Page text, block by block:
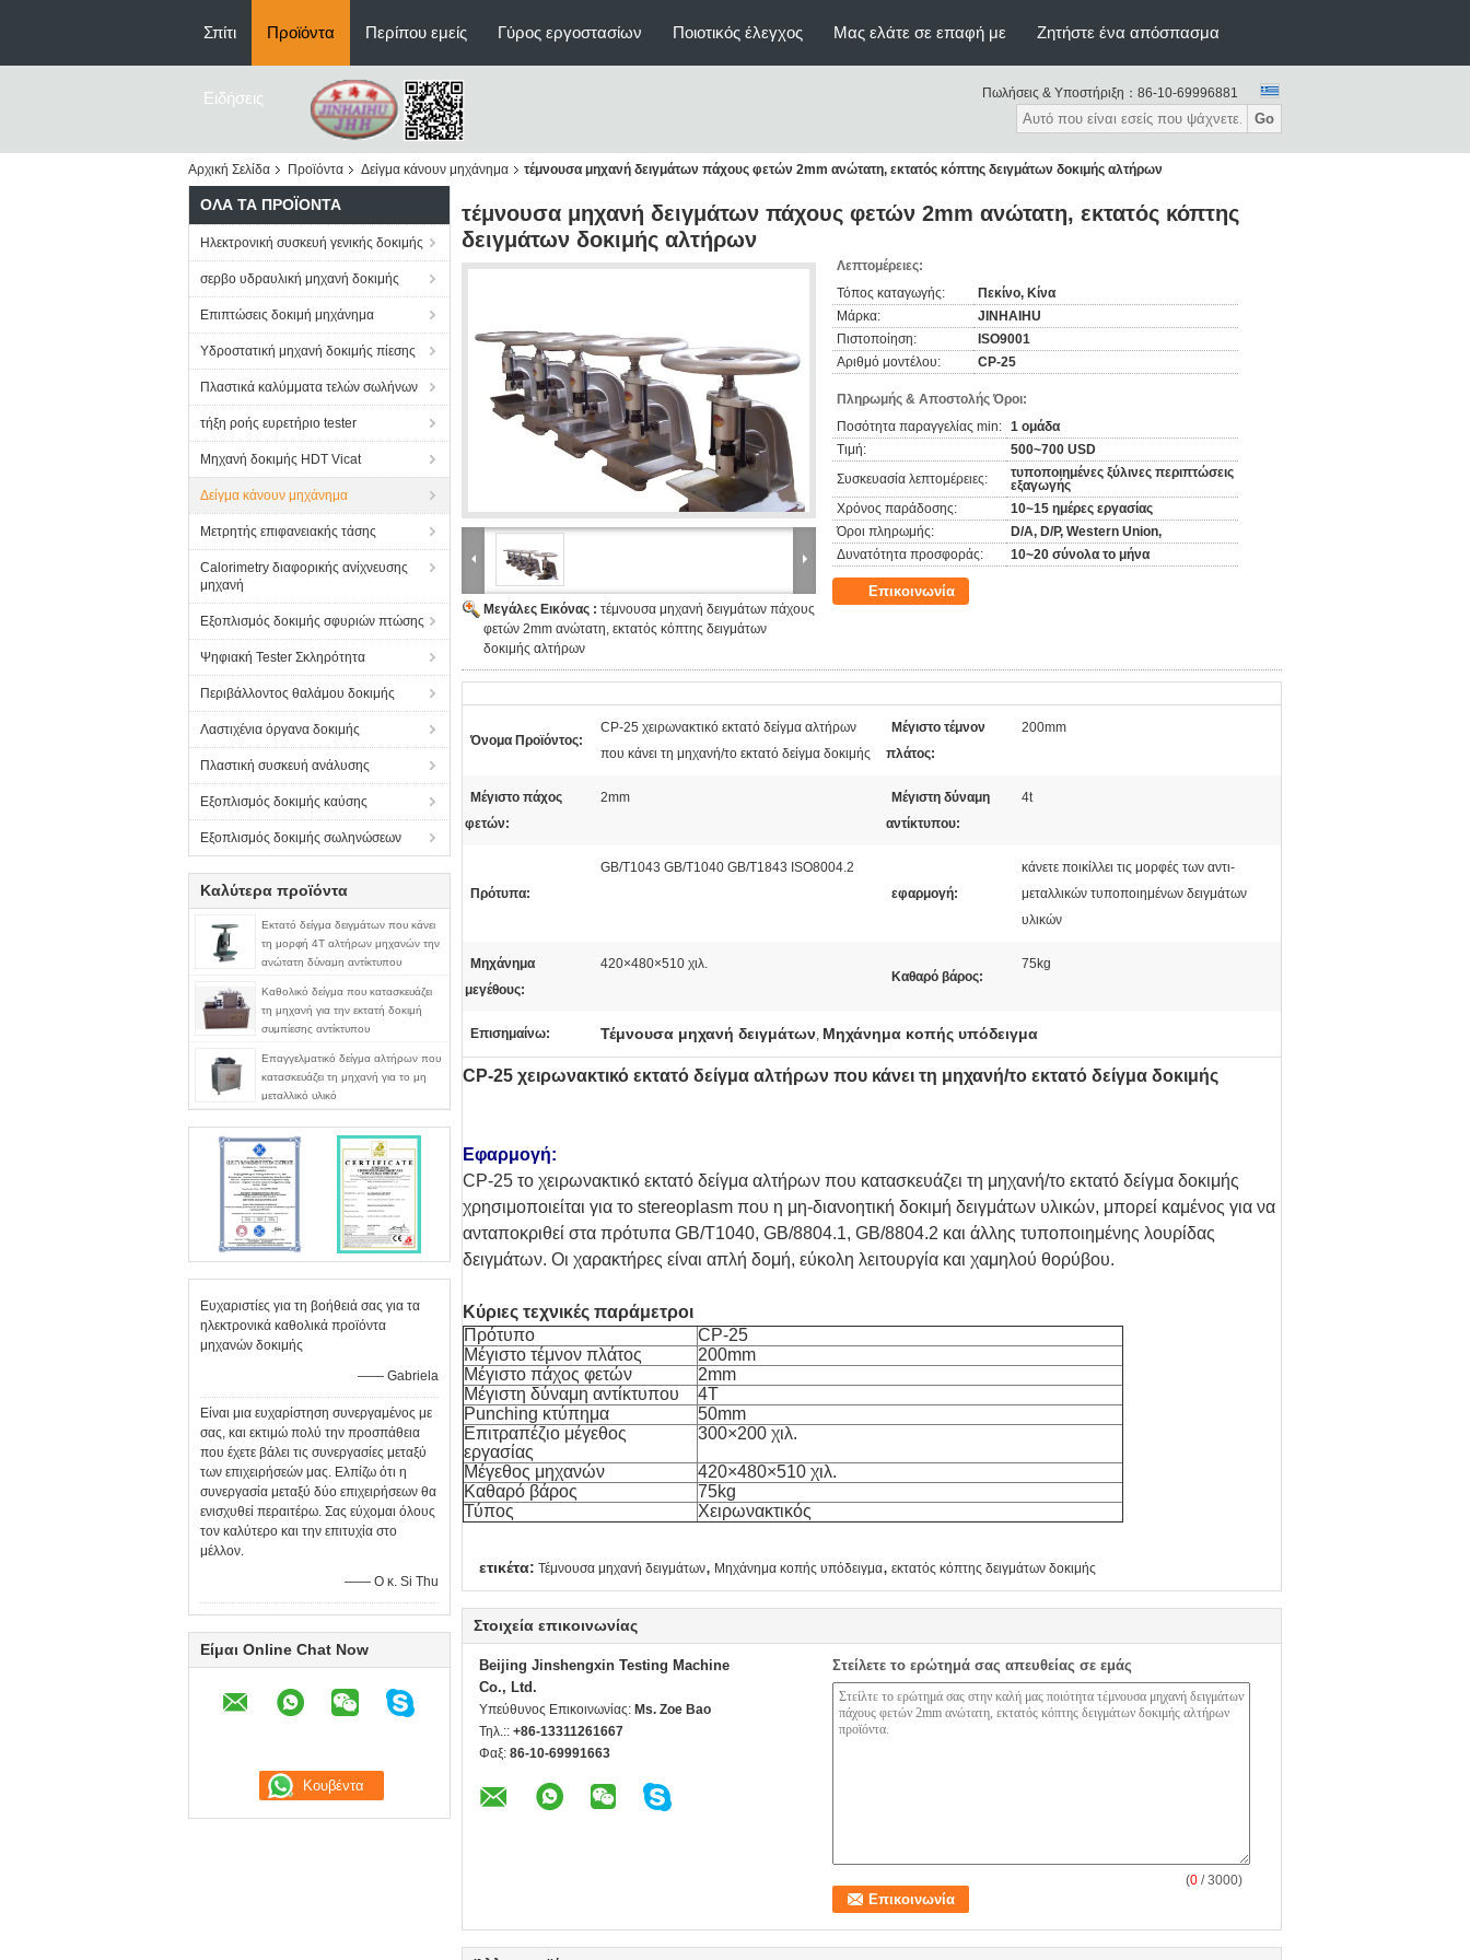
Σπίτι Προϊόντα Περίπου εμείς Γύρος εργοστασίων Ποιοτικός έλεγχος Μας ελάτε σε επαφή με Ζητήστε ένα απόσπασμα
Ειδήσεις Πωλήσεις & Υποστήριξη： 86-10-69996881
Go
Αρχική Σελίδα Προϊόντα Δείγμα κάνουν μηχάνημα τέμνουσα μηχανή δειγμάτων πάχους φετών 2mm ανώτατη, εκτατός κόπτης δειγμάτων δοκιμής αλτήρων
ΌΛΑ ΤΑ ΠΡΟΪΌΝΤΑ
Ηλεκτρονική συσκευή γενικής δοκιμής
σερβο υδραυλική μηχανή δοκιμής
Επιπτώσεις δοκιμή μηχάνημα
Υδροστατική μηχανή δοκιμής πίεσης
Πλαστικά καλύμματα τελών σωλήνων
τήξη ροής ευρετήριο tester
Μηχανή δοκιμής HDT Vicat
Δείγμα κάνουν μηχάνημα
Μετρητής επιφανειακής τάσης
Calorimetry διαφορικής ανίχνευσης
μηχανή
Εξοπλισμός δοκιμής σφυριών πτώσης
Ψηφιακή Tester Σκληρότητα
Περιβάλλοντος θαλάμου δοκιμής
Λαστιχένια όργανα δοκιμής
Πλαστική συσκευή ανάλυσης
Εξοπλισμός δοκιμής καύσης
Εξοπλισμός δοκιμής σωληνώσεων
Καλύτερα προϊόντα
Εκτατό δείγμα δειγμάτων που κάνει
τη μορφή 4T αλτήρων μηχανών την
ανώτατη δύναμη αντίκτυπου
Καθολικό δείγμα που κατασκευάζει
τη μηχανή για την εκτατή δοκιμή
συμπίεσης αντίκτυπου
Επαγγελματικό δείγμα αλτήρων που
κατασκευάζει τη μηχανή για το μη
μεταλλικό υλικό
Ευχαριστίες για τη βοήθειά σας για τα
ηλεκτρονικά καθολικά προϊόντα
μηχανών δοκιμής
—— Gabriela
Είναι μια ευχαρίστηση συνεργαμένος με
σας, και εκτιμώ πολύ την προσπάθεια
που έχετε βάλει τις συνεργασίες μεταξύ
των επιχειρήσεών μας. Ελπίζω ότι η
συνεργασία μεταξύ δύο επιχειρήσεων θα
ενισχυθεί περαιτέρω. Σας εύχομαι όλους
τον καλύτερο και την επιτυχία στο
μέλλον.
—— Ο κ. Si Thu
Είμαι Online Chat Now
τέμνουσα μηχανή δειγμάτων πάχους φετών 2mm ανώτατη, εκτατός κόπτης
δειγμάτων δοκιμής αλτήρων
Μεγάλες Εικόνας : τέμνουσα μηχανή δειγμάτων πάχους
φετών 2mm ανώτατη, εκτατός κόπτης δειγμάτων
δοκιμής αλτήρων
Λεπτομέρειες:
Τόπος καταγωγής:
Πεκίνο, Κίνα
Μάρκα:
JINHAIHU
Πιστοποίηση:
ISO9001
Αριθμό μοντέλου:
CP-25
Πληρωμής & Αποστολής Όροι:
Ποσότητα παραγγελίας min: 1 ομάδα
Τιμή:
500~700 USD
Συσκευασία λεπτομέρειες:
τυποποιημένες ξύλινες περιπτώσεις
εξαγωγής
Χρόνος παράδοσης:
10~15 ημέρες εργασίας
Όροι πληρωμής:
D/A, D/P, Western Union,
Δυνατότητα προσφοράς:
10~20 σύνολα το μήνα
Επικοινωνία
Όνομα Προϊόντος:
CP-25 χειρωνακτικό εκτατό δείγμα αλτήρων
που κάνει τη μηχανή/το εκτατό δείγμα δοκιμής
Μέγιστο τέμνον
πλάτος:
200mm
Μέγιστο πάχος
φετών:
2mm
Μέγιστη δύναμη
αντίκτυπου:
4t
Πρότυπα:
GB/T1043 GB/T1040 GB/T1843 ISO8004.2
εφαρμογή:
κάνετε ποικίλλει τις μορφές των αντι-
μεταλλικών τυποποιημένων δειγμάτων
υλικών
Μηχάνημα
μεγέθους:
420×480×510 χιλ.
Καθαρό βάρος:
75kg
Επισημαίνω: Τέμνουσα μηχανή δειγμάτων, Μηχάνημα κοπής υπόδειγμα
CP-25 χειρωνακτικό εκτατό δείγμα αλτήρων που κάνει τη μηχανή/το εκτατό δείγμα δοκιμής
Εφαρμογή:
CP-25 το χειρωνακτικό εκτατό δείγμα αλτήρων που κατασκευάζει τη μηχανή/το εκτατό δείγμα δοκιμής
χρησιμοποιείται για το stereoplasm που η μη-διανοητική δοκιμή δειγμάτων υλικών, μπορεί καμένος για να
ανταποκριθεί στα πρότυπα GB/T1040, GB/8804.1, GB/8804.2 και άλλης τυποποιημένης λουρίδας
δειγμάτων. Οι χαρακτήρες είναι απλή δομή, εύκολη λειτουργία και χαμηλού θορύβου.
Κύριες τεχνικές παράμετροι
Πρότυπο
CP-25
Μέγιστο τέμνον πλάτος
200mm
Μέγιστο πάχος φετών
2mm
Μέγιστη δύναμη αντίκτυπου
4T
Punching κτύπημα
50mm
Επιτραπέζιο μέγεθος
εργασίας
300×200 χιλ.
Μέγεθος μηχανών
420×480×510 χιλ.
Καθαρό βάρος
75kg
Τύπος
Χειρωνακτικός
ετικέτα: Τέμνουσα μηχανή δειγμάτων, Μηχάνημα κοπής υπόδειγμα, εκτατός κόπτης δειγμάτων δοκιμής
Στοιχεία επικοινωνίας
Beijing Jinshengxin Testing Machine
Co., Ltd.
Υπεύθυνος Επικοινωνίας: Ms. Zoe Bao
Τηλ.:: +86-13311261667
Φαξ: 86-10-69991663
Στείλετε το ερώτημά σας απευθείας σε εμάς
(0 / 3000)